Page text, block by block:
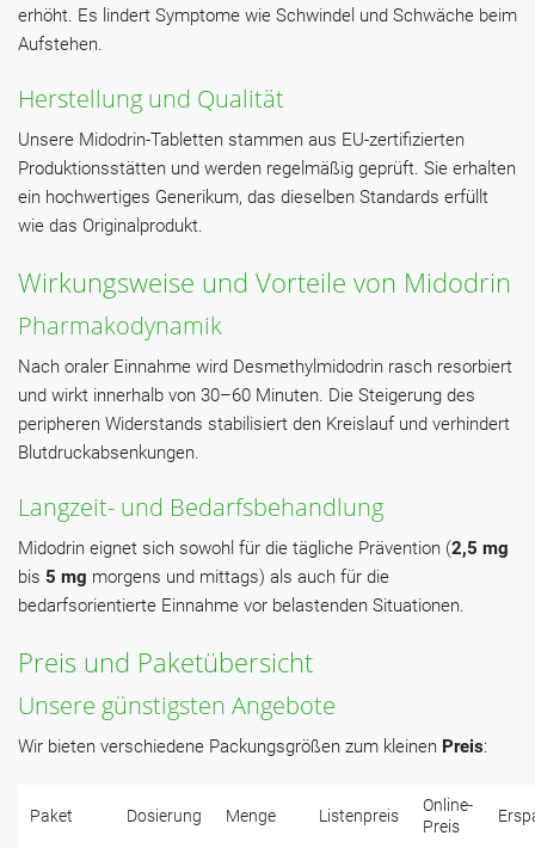
erhöht. Es lindert Symptome wie Schwindel und Schwäche beim
Aufstehen.
Herstellung und Qualität
Unsere Midodrin-Tabletten stammen aus EU-zertifizierten
Produktionsstätten und werden regelmäßig geprüft. Sie erhalten
ein hochwertiges Generikum, das dieselben Standards erfüllt
wie das Originalprodukt.
Wirkungsweise und Vorteile von Midodrin
Pharmakodynamik
Nach oraler Einnahme wird Desmethylmidodrin rasch resorbiert
und wirkt innerhalb von 30–60 Minuten. Die Steigerung des
peripheren Widerstands stabilisiert den Kreislauf und verhindert
Blutdruckabsenkungen.
Langzeit- und Bedarfsbehandlung
Midodrin eignet sich sowohl für die tägliche Prävention (2,5 mg
bis 5 mg morgens und mittags) als auch für die
bedarfsorientierte Einnahme vor belastenden Situationen.
Preis und Paketübersicht
Unsere günstigsten Angebote
Wir bieten verschiedene Packungsgrößen zum kleinen Preis:
Paket Dosierung Menge Listenpreis
Online-
Preis